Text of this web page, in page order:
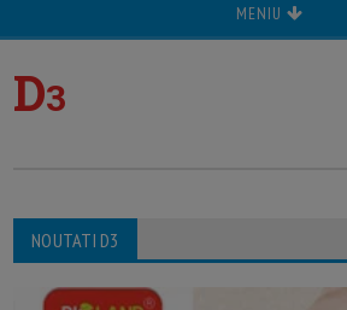
MENIU
D3
NOUTATI D3